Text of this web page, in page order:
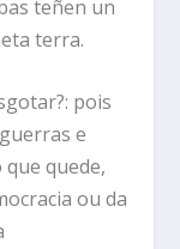
teñen un
terra.
pois
e
quede,
ou da